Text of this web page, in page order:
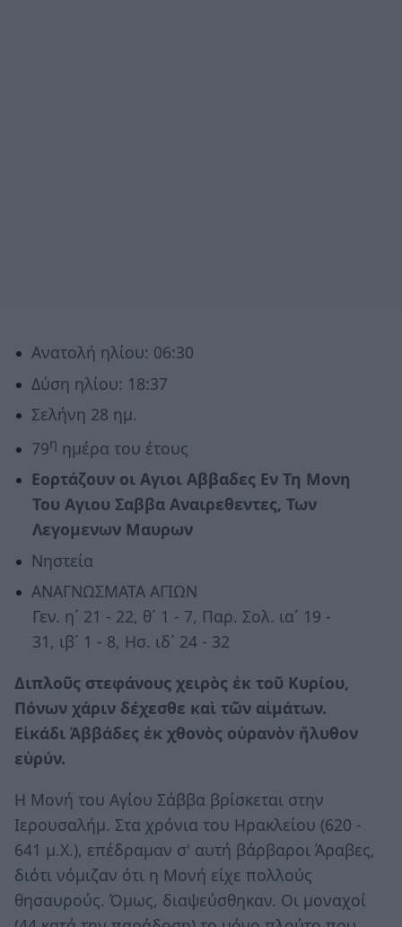
Ανατολή ηλίου: 06:30
Δύση ηλίου: 18:37
Σελήνη 28 ημ.
79η ημέρα του έτους
Εορτάζουν οι Αγιοι Αββαδες Εν Τη Μονη
Του Αγιου Σαββα Αναιρεθεντες, Των
Λεγομενων Μαυρων
Νηστεία
ΑΝΑΓΝΩΣΜΑΤΑ ΑΓΙΩΝ
Γεν. η´ 21 - 22, θ´ 1 - 7, Παρ. Σολ. ια´ 19 -
31, ιβ´ 1 - 8, Ησ. ιδ´ 24 - 32
Διπλοῦς στεφάνους χειρὸς ἐκ τοῦ Κυρίου,
Πόνων χάριν δέχεσθε καὶ τῶν αἱμάτων.
Εἰκάδι Ἀββάδες ἐκ χθονὸς οὐρανὸν ἤλυθον
εὐρύν.
Η Μονή του Αγίου Σάββα βρίσκεται στην
Ιερουσαλήμ. Στα χρόνια του Ηρακλείου (620 -
641 μ.Χ.), επέδραμαν σ' αυτή βάρβαροι Άραβες,
διότι νόμιζαν ότι η Μονή είχε πολλούς
θησαυρούς. Όμως, διαψεύσθηκαν. Οι μοναχοί